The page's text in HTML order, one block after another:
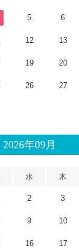
5 6
12 13
19 20
26 27
2026年09月
水 木
2 3
9 10
16 17